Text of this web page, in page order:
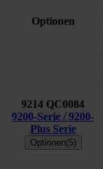
Optionen
9214 QC0084
9200-Serie / 9200-
Plus Serie
Optionen(5)